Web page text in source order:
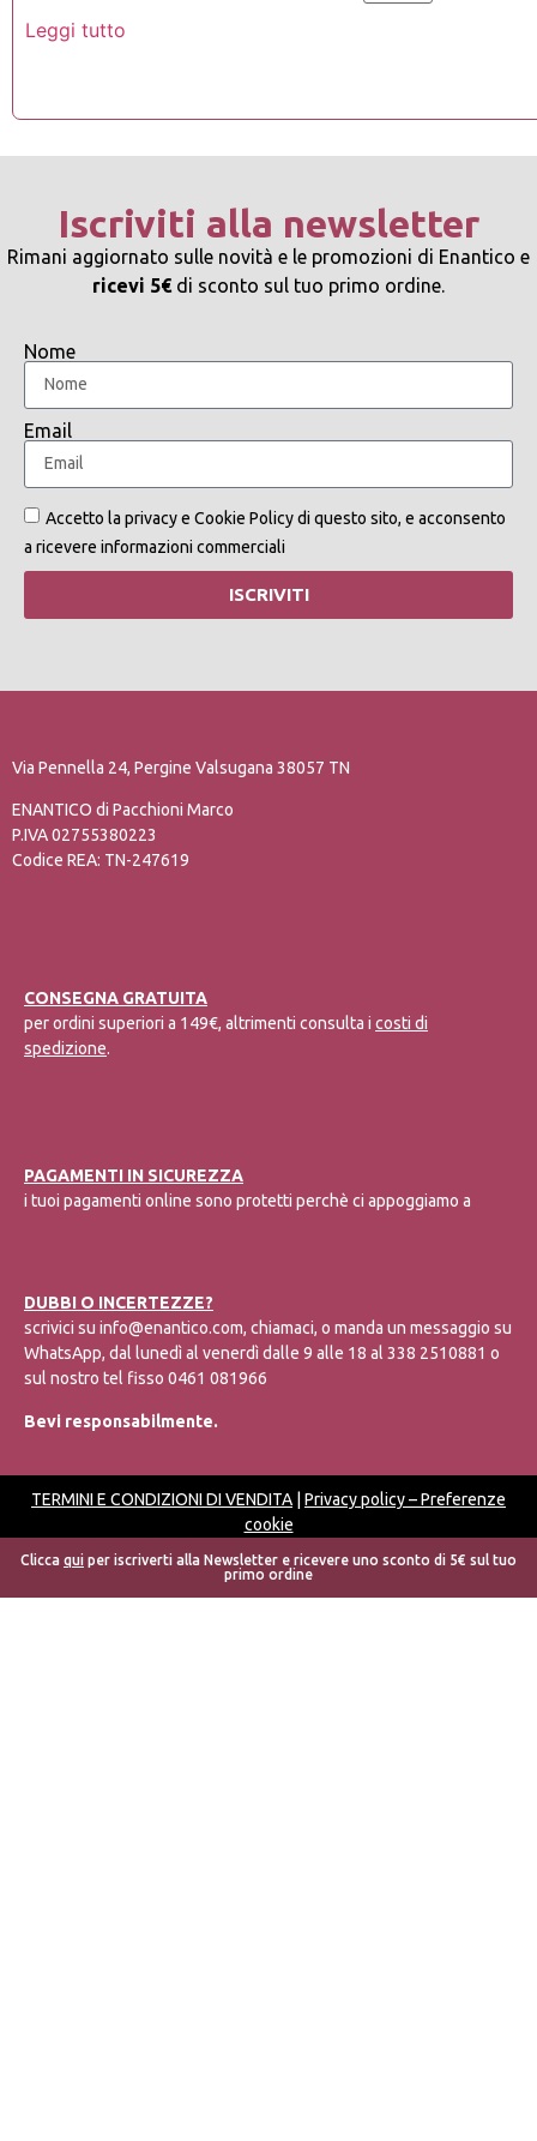
Leggi tutto
Iscriviti alla newsletter
Rimani aggiornato sulle novità e le promozioni di Enantico e
ricevi 5€ di sconto sul tuo primo ordine.
Nome
Email
Accetto la privacy e Cookie Policy di questo sito, e acconsento
a ricevere informazioni commerciali
ISCRIVITI
Via Pennella 24, Pergine Valsugana 38057 TN
ENANTICO di Pacchioni Marco
P.IVA 02755380223
Codice REA: TN-247619
CONSEGNA GRATUITA
per ordini superiori a 149€, altrimenti consulta i costi di
spedizione.
PAGAMENTI IN SICUREZZA
i tuoi pagamenti online sono protetti perchè ci appoggiamo a
DUBBI O INCERTEZZE?
scrivici su info@enantico.com, chiamaci, o manda un messaggio su
WhatsApp, dal lunedì al venerdì dalle 9 alle 18 al 338 2510881 o
sul nostro tel fisso 0461 081966
Bevi responsabilmente.
TERMINI E CONDIZIONI DI VENDITA Privacy policy–Preferenze
cookie
Clicca qui per iscriverti alla Newsletter e ricevere uno sconto di 5€ sul tuo
primo ordine